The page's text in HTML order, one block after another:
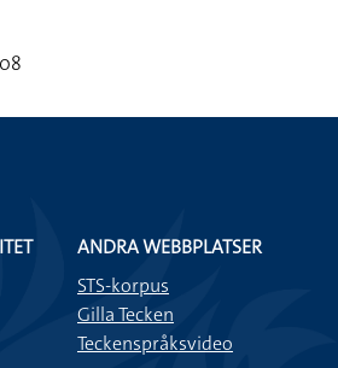
ANDRA WEBBPLATSER
STS-korpus
Gilla Tecken
Teckenspråksvideo